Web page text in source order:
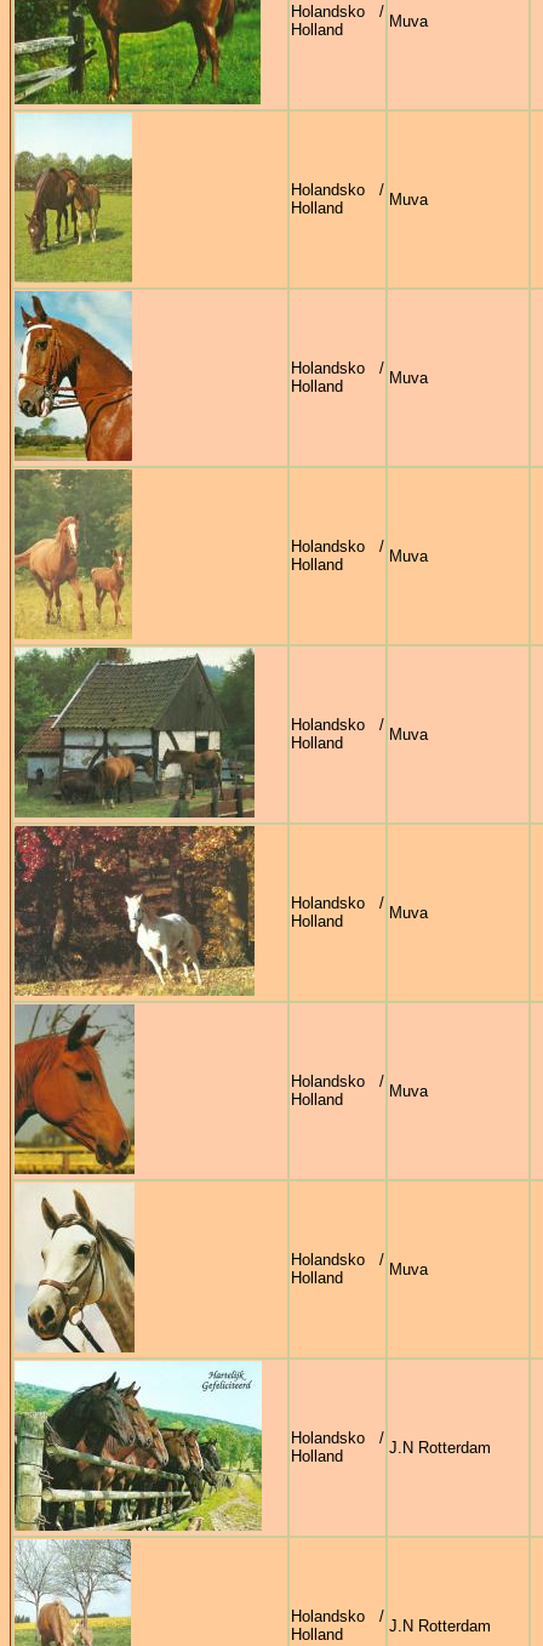
Holandsko /
Holland
Muva
Holandsko /
Holland
Muva
Holandsko /
Holland
Muva
Holandsko /
Holland
Muva
Holandsko /
Holland
Muva
Holandsko /
Holland
Muva
Holandsko /
Holland
Muva
Holandsko /
Holland
Muva
Holandsko /
Holland
J.N Rotterdam
Holandsko /
Holland
J.N Rotterdam